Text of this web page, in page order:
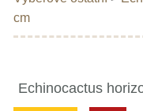
cm
Echinocactus